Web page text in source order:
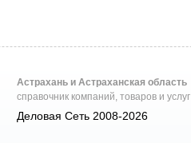
Астрахань и Астраханская область
справочник компаний, товаров и услуг
Деловая Сеть 2008-2026